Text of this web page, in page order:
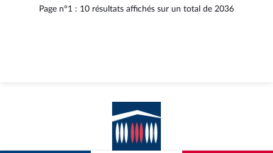
Page n°1 : 10 résultats affichés sur un total de 2036